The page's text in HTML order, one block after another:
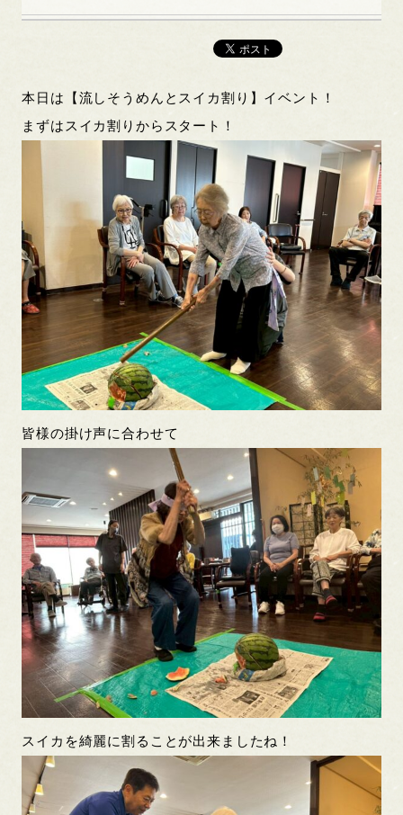
本日は【流しそうめんとスイカ割り】イベント！
まずはスイカ割りからスタート！
皆様の掛け声に合わせて
スイカを綺麗に割ることが出来ましたね！